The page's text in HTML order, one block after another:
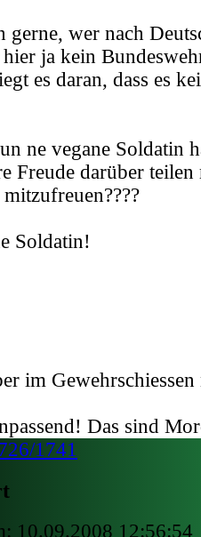
gerne, wer nach
ja kein
es daran, dass es
ne vegane Soldatin
Freude darüber teilen
Soldatin!
im Gewehrschiessen
Das sind
1741
10.09.2008 12:56:54